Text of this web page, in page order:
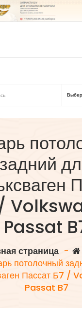
задний
Passat
страница-
потолочный
Пассат Б7 /
Passat B7